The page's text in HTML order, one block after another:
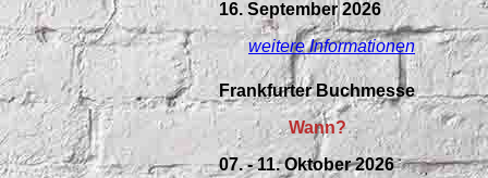
16. September 2026
weitere Informationen
Frankfurter Buchmesse
Wann?
07. - 11. Oktober 2026